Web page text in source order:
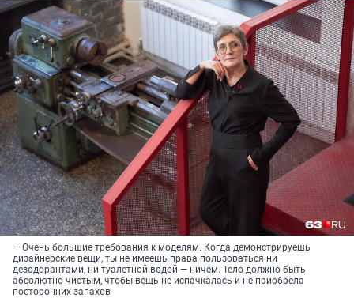
— Очень большие требования к моделям. Когда демонстрируешь
дизайнерские вещи, ты не имеешь права пользоваться ни
дезодорантами, ни туалетной водой — ничем. Тело должно быть
абсолютно чистым, чтобы вещь не испачкалась и не приобрела
посторонних запахов